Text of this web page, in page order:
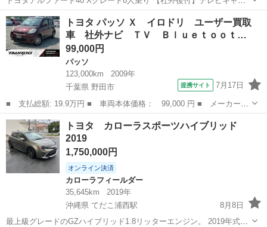
セラー＆HDMI 【社外後付】リアゲートパワーバックドア電動 【社外
後付】 断熱スモークフィルム 型式 6AA-AAHH40W 初度登録 令和...
東京 練馬区 東武練馬駅 アルファード
トヨタ パッソ Ｘ イロドリ ユーザー買取
車 社外ナビ ＴＶ Ｂｌｕｅｔｏｏｔ…
99,000円
パッソ
123,000km
2009年
千葉県 野田市
提携サイト 7月17日
■ 支払総額: 19.9万円 ■ 車両本体価格： 99,000 円 ■ メーカー
名： トヨタ ■ 車種名： パッソ ■ グレード名： Ｘ イロド
リ ユーザー買取車 社外ナビ ＴＶ Ｂｌｕｅｔｏｏｔｈ ＩＳＯ
ＦＩＸ対応 社外...
千葉 野田市 パッソ
トヨタ カローラスポーツハイブリッド
2019
1,750,000円
オンライン決済
カローラフィールダー
35,645km
2019年
沖縄県 てだこ浦西駅
8月8日
最上級グレードのGZハイブリッド1.8リッターエンジン。 2019年式。